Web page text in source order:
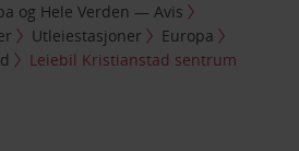
og Hele Verden — Avis
Utleiestasjoner
Europa
Leiebil Kristianstad sentrum